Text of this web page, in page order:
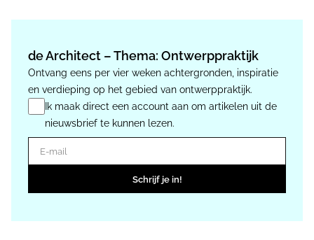
de Architect – Thema: Ontwerppraktijk
Ontvang eens per vier weken achtergronden, inspiratie
en verdieping op het gebied van ontwerppraktijk.
Ik maak direct een account aan om artikelen uit de
nieuwsbrief te kunnen lezen.
E-mail
Schrijf je in!